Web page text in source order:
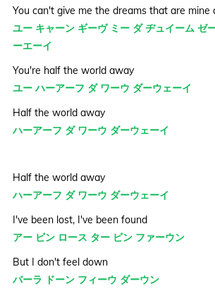
You can't give me the dreams that are mine
ユー キャーン ギーヴ ミー ダ ヂュイーム ゼ
ーエーイ
You're half the world away
ユー ハーアーフ ダ ワーウ ダーウェーイ
Half the world away
ハーアーフ ダ ワーウ ダーウェーイ
Half the world away
ハーアーフ ダ ワーウ ダーウェーイ
I've been lost, I've been found
アー ビン ロース ター ビン ファーウン
But I don't feel down
バーラ ドーン フィーウ ダーウン